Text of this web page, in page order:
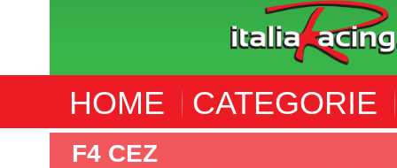
HOME CATEGORIE
F4 CEZ